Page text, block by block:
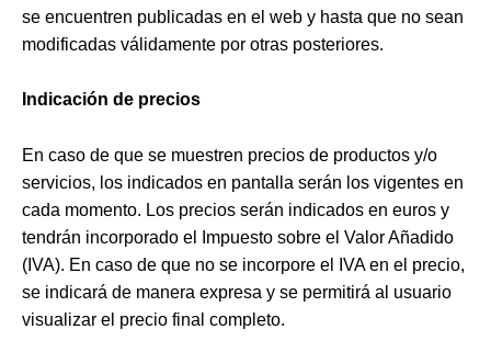
se encuentren publicadas en el web y hasta que no sean
modificadas válidamente por otras posteriores.
Indicación de precios
En caso de que se muestren precios de productos y/o
servicios, los indicados en pantalla serán los vigentes en
cada momento. Los precios serán indicados en euros y
tendrán incorporado el Impuesto sobre el Valor Añadido
(IVA). En caso de que no se incorpore el IVA en el precio,
se indicará de manera expresa y se permitirá al usuario
visualizar el precio final completo.